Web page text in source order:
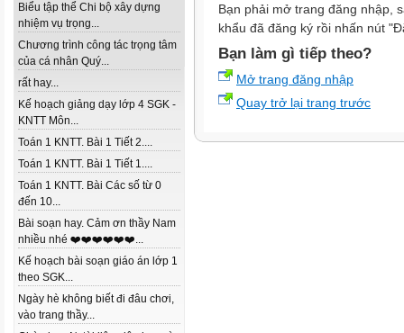
Biểu tập thể Chi bộ xây dựng
nhiệm vụ trọng...
Chương trình công tác trọng tâm
của cá nhân Quý...
rất hay...
Kế hoạch giảng dạy lớp 4 SGK -
KNTT Môn...
Toán 1 KNTT. Bài 1 Tiết 2....
Toán 1 KNTT. Bài 1 Tiết 1....
Toán 1 KNTT. Bài Các số từ 0
đến 10...
Bài soạn hay. Cảm ơn thầy Nam
nhiều nhé ❤️❤️❤️❤️❤️❤️...
Kế hoạch bài soạn giáo án lớp 1
theo SGK...
Ngày hè không biết đi đâu chơi,
vào trang thầy...
Bạn phải mở trang đăng nhập,
khẩu đã đăng ký rồi nhấn nút
Bạn làm gì tiếp theo?
Mở trang đăng nhập
Quay trở lại trang trước